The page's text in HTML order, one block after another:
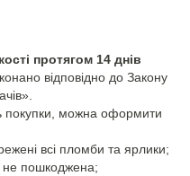
протягом 14 днів
відповідно до Закону
покупки, можна оформити
всі пломби та ярлики;
не пошкоджена;